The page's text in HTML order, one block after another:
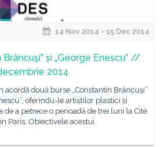
14 Nov 2014 - 15 Dec 2014
și „George Enescu” //
2014
două burse „Constantin Brâncuşi”
oferindu-le artiștilor plastici și
a petrece o perioadă de trei luni la Cité
Paris. Obiectivele acestui